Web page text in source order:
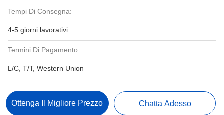
Tempi Di Consegna:
4-5 giorni lavorativi
Termini Di Pagamento:
L/C, T/T, Western Union
Ottenga Il Migliore Prezzo Chatta Adesso